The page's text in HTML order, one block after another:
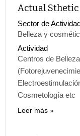
Actual Sthetic
Sector de
Belleza y
Actividad
Centros de
Cosmetología etc
Leer más